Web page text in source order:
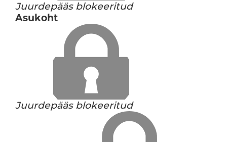
Juurdepääs blokeeritud
Asukoht
Juurdepääs blokeeritud